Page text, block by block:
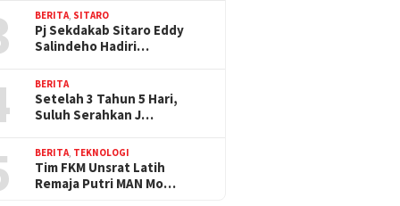
BERITA SITARO
Pj Sekdakab Sitaro Eddy
Salindeho Hadiri…
BERITA
Setelah 3 Tahun 5 Hari,
Suluh Serahkan J…
BERITA TEKNOLOGI
Tim FKM Unsrat Latih
Remaja Putri MAN Mo…